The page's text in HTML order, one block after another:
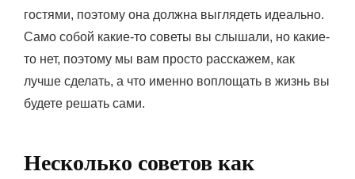
гостями, поэтому она должна выглядеть идеально.
Само собой какие-то советы вы слышали, но какие-
то нет, поэтому мы вам просто расскажем, как
лучше сделать, а что именно воплощать в жизнь вы
будете решать сами.
Несколько советов как